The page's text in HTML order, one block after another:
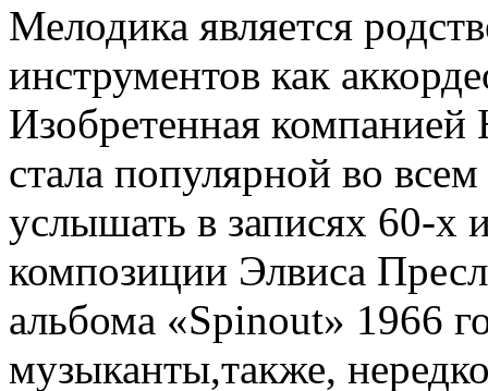
Мелодика является
инструментов как
Изобретенная компанией
стала популярной во
услышать в записях 60-х
композиции Элвиса
альбома «Spinout» 1966
музыканты,также,